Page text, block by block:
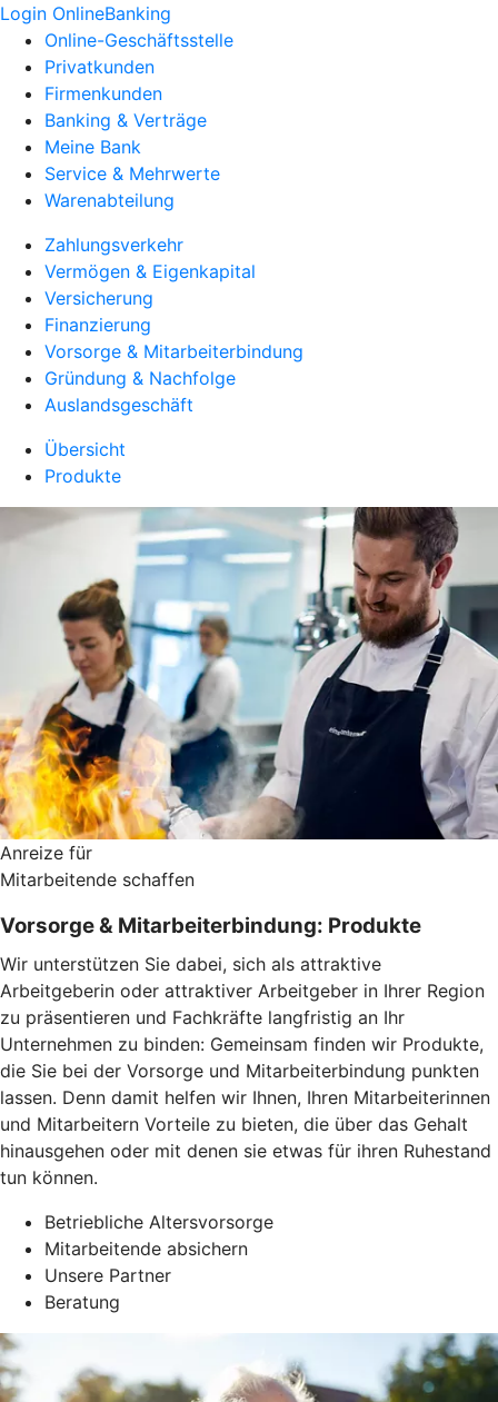
Login OnlineBanking
Online-Geschäftsstelle
Privatkunden
Firmenkunden
Banking & Verträge
Meine Bank
Service & Mehrwerte
Warenabteilung
Zahlungsverkehr
Vermögen & Eigenkapital
Versicherung
Finanzierung
Vorsorge & Mitarbeiterbindung
Gründung & Nachfolge
Auslandsgeschäft
Übersicht
Produkte
Anreize für
Mitarbeitende schaffen
Vorsorge & Mitarbeiterbindung: Produkte
Wir unterstützen Sie dabei, sich als attraktive
Arbeitgeberin oder attraktiver Arbeitgeber in Ihrer Region
zu präsentieren und Fachkräfte langfristig an Ihr
Unternehmen zu binden: Gemeinsam finden wir Produkte,
die Sie bei der Vorsorge und Mitarbeiterbindung punkten
lassen. Denn damit helfen wir Ihnen, Ihren Mitarbeiterinnen
und Mitarbeitern Vorteile zu bieten, die über das Gehalt
hinausgehen oder mit denen sie etwas für ihren Ruhestand
tun können.
Betriebliche Altersvorsorge
Mitarbeitende absichern
Unsere Partner
Beratung